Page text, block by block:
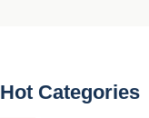
Hot Categories